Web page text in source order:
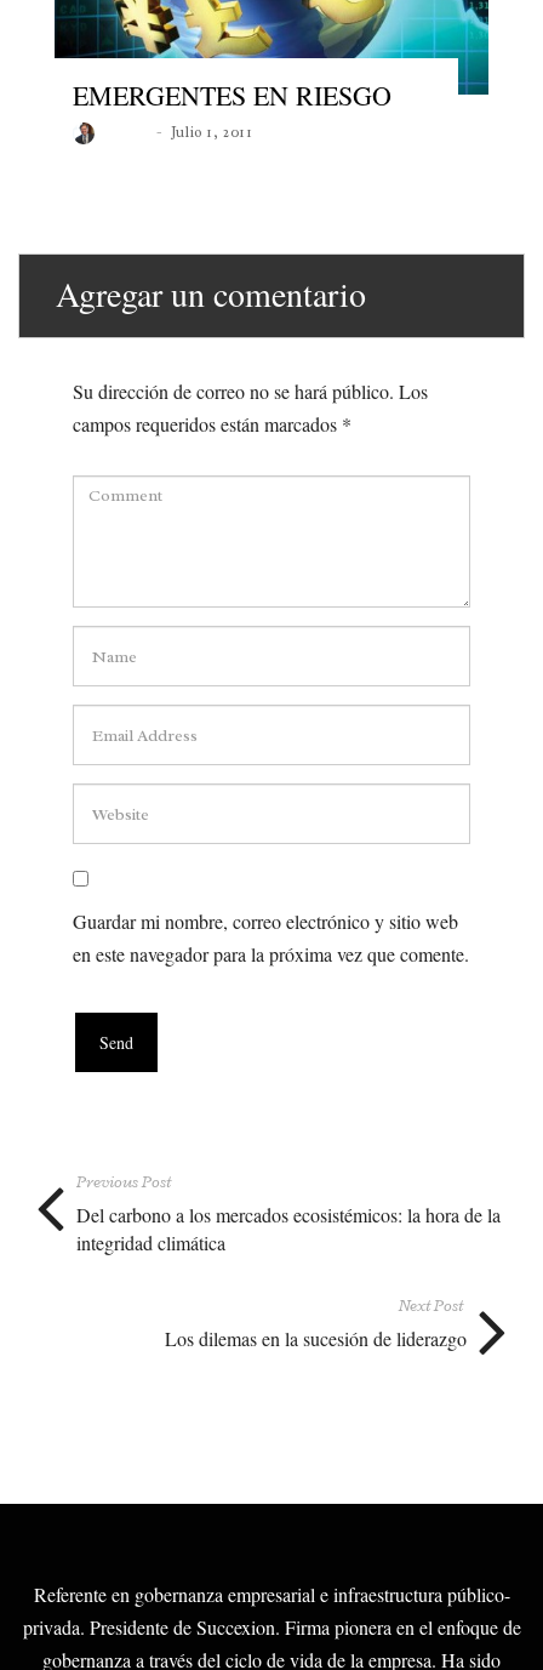
EMERGENTES EN RIESGO
Julio 1, 2011
Agregar un comentario
Su dirección de correo no se hará público. Los
campos requeridos están marcados *
Guardar mi nombre, correo electrónico y sitio web
en este navegador para la próxima vez que comente.
Previous Post
Del carbono a los mercados ecosistémicos: la hora de la
integridad climática
Next Post
Los dilemas en la sucesión de liderazgo
Referente en gobernanza empresarial e infraestructura público-
privada. Presidente de Succexion. Firma pionera en el enfoque de
gobernanza a través del ciclo de vida de la empresa. Ha sido